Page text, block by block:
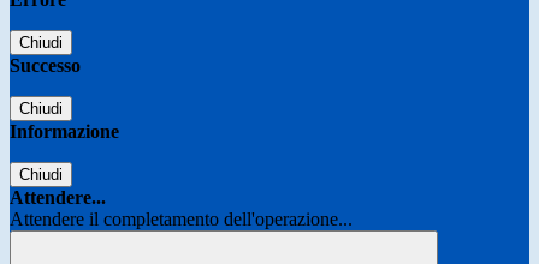
Chiudi
Successo
Chiudi
Informazione
Chiudi
Attendere...
Attendere il completamento dell'operazione...